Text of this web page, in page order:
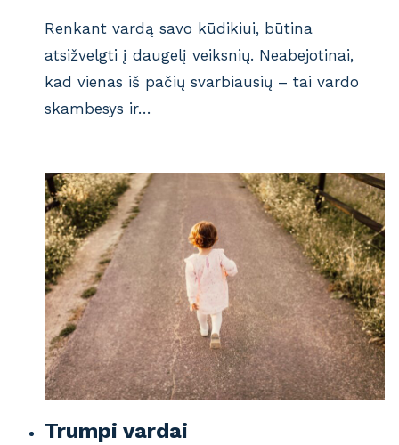
Renkant vardą savo kūdikiui, būtina
atsižvelgti į daugelį veiksnių. Neabejotinai,
kad vienas iš pačių svarbiausių – tai vardo
skambesys ir…
Trumpi vardai